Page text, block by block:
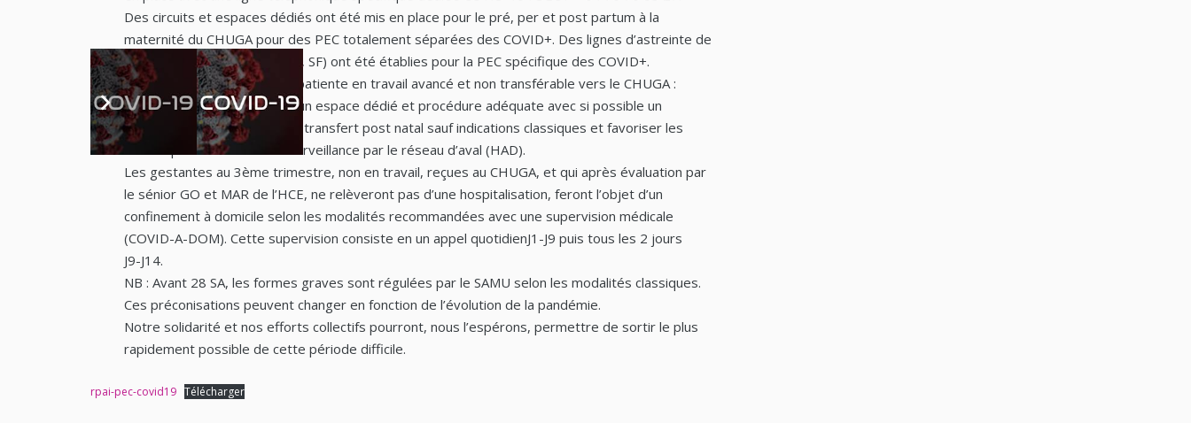
Des circuits et espaces dédiés ont été mis en place pour le pré, per et post partum à la
maternité du CHUGA pour des PEC totalement séparées des COVID+. Des lignes d’astreinte de
personnels dédiés (GO, MAR, SF) ont été établies pour la PEC spécifique des COVID+.
Dans le cas particulier d’une patiente en travail avancé et non transférable vers le CHUGA :
accouchement sur site dans un espace dédié et procédure adéquate avec si possible un
personnel spécifique. Pas de transfert post natal sauf indications classiques et favoriser les
sorties précoces avec une surveillance par le réseau d’aval (HAD).
Les gestantes au 3ème trimestre, non en travail, reçues au CHUGA, et qui après évaluation par
le sénior GO et MAR de l’HCE, ne relèveront pas d’une hospitalisation, feront l’objet d’un
confinement à domicile selon les modalités recommandées avec une supervision médicale
(COVID-A-DOM). Cette supervision consiste en un appel quotidienJ1-J9 puis tous les 2 jours
J9-J14.
NB : Avant 28 SA, les formes graves sont régulées par le SAMU selon les modalités classiques.
Ces préconisations peuvent changer en fonction de l’évolution de la pandémie.
Notre solidarité et nos efforts collectifs pourront, nous l’espérons, permettre de sortir le plus
rapidement possible de cette période difficile.
rpai-pec-covid19 Télécharger